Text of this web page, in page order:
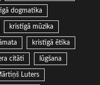
dogmatika
kristīgā mūzika
kristīgā ētika
citāti lūgšana
Luters